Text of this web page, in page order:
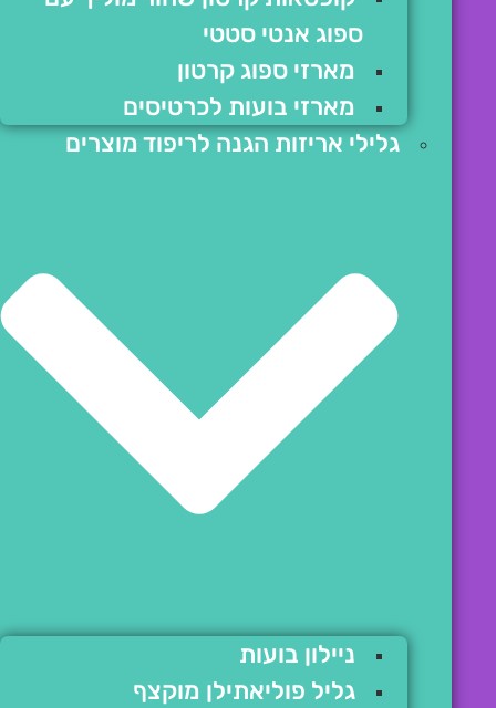
ספוג אנטי סטטי
מארזי ספוג קרטון
מארזי בועות לכרטיסים
גלילי אריזות הגנה לריפוד מוצרים
ניילון בועות
גליל פוליאתילן מוקצף